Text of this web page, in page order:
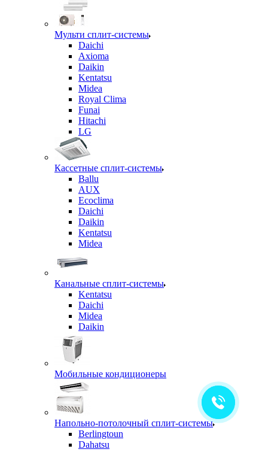
Мульти сплит-системы
Daichi
Axioma
Daikin
Kentatsu
Midea
Royal Clima
Funai
Hitachi
LG
Кассетные сплит-системы
Ballu
AUX
Ecoclima
Daichi
Daikin
Kentatsu
Midea
Канальные сплит-системы
Kentatsu
Daichi
Midea
Daikin
Мобильные кондиционеры
Напольно-потолочный сплит-системы
Berlingtoun
Dahatsu